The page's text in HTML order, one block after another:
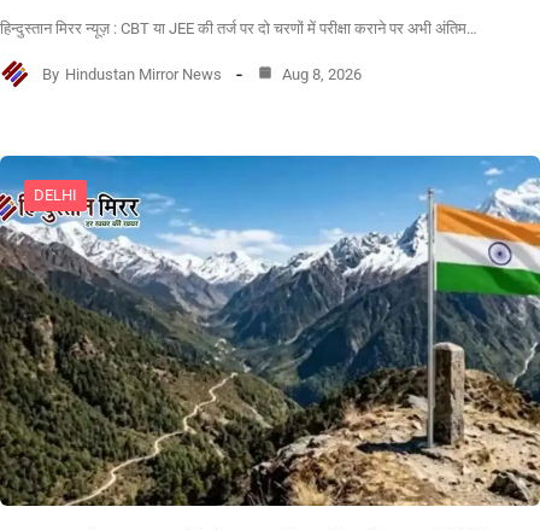
हिन्दुस्तान मिरर न्यूज़ : CBT या JEE की तर्ज पर दो चरणों में परीक्षा कराने पर अभी अंतिम…
By Hindustan Mirror News Aug 8, 2026
DELHI